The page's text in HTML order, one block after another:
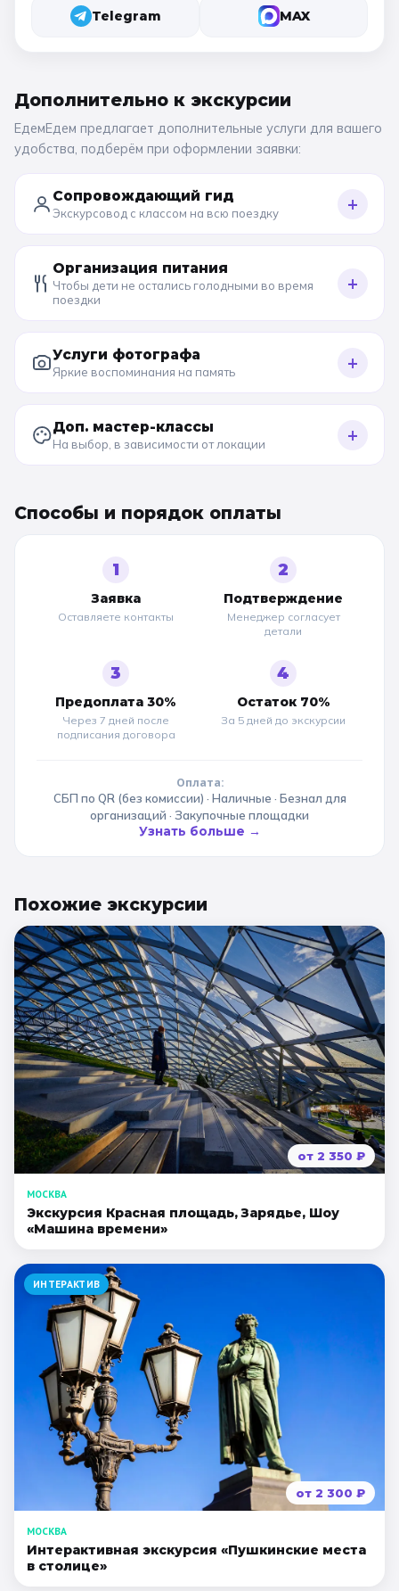
Telegram MAX
Дополнительно к экскурсии
ЕдемЕдем предлагает дополнительные услуги для вашего
удобства, подберём при оформлении заявки:
Сопровождающий гид
Экскурсовод с классом на всю поездку +
Организация питания
Чтобы дети не остались голодными во время
поездки
+
Услуги фотографа
Яркие воспоминания на память +
Доп. мастер-классы
На выбор, в зависимости от локации +
Способы и порядок оплаты
1
Заявка
Оставляете контакты
2
Подтверждение
Менеджер согласует
детали
3
Предоплата 30%
Через 7 дней после
подписания договора
4
Остаток 70%
За 5 дней до экскурсии
Оплата:
СБП по QR (без комиссии) · Наличные · Безнал для
организаций · Закупочные площадки
Узнать больше →
Похожие экскурсии
от 2 350 ₽
МОСКВА
Экскурсия Красная площадь, Зарядье, Шоу
«Машина времени»
ИНТЕРАКТИВ
от 2 300 ₽
МОСКВА
Интерактивная экскурсия «Пушкинские места
в столице»